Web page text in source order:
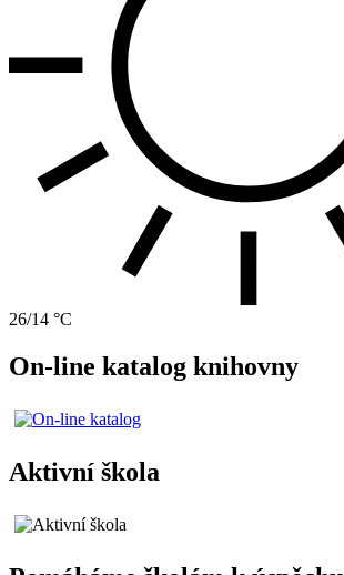
26/14 °C
On-line katalog knihovny
Aktivní škola